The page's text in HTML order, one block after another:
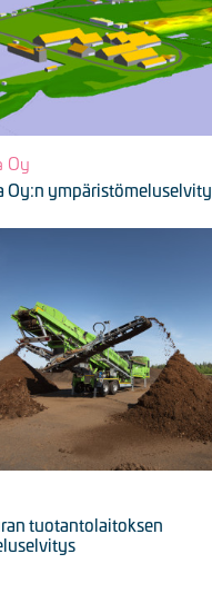
Oy
Oy:n
tuotantolaitoksen